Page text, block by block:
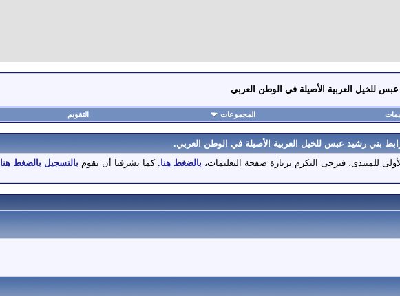
للخيل العربية الأصيلة في الوطن العربي
المجموعات التقويم
بني رشيد عبس للخيل العربية الأصيلة في الوطن العربي.
للمنتدى، فيرجى التكرم بزيارة صفحة التعليمات، بالضغط هنا. كما يشرفنا أن تقوم بالتسجيل بالضغط هنا